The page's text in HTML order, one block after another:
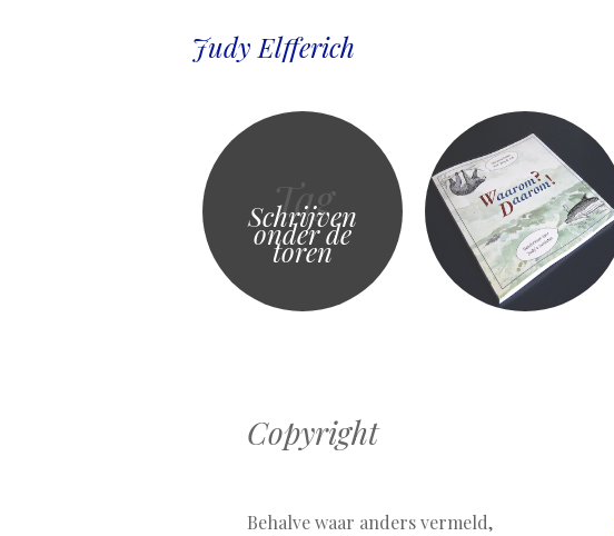
Judy Elfferich
Tag
Schrijven
onder de
toren
Copyright
Behalve waar anders vermeld,